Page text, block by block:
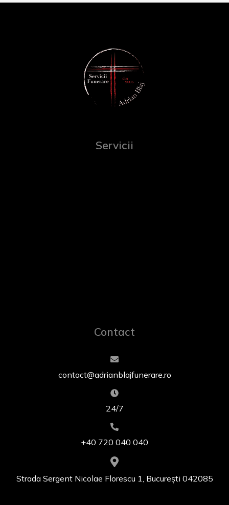
Servicii
Contact
contact@adrianblajfunerare.ro
24/7
+40 720 040 040
Strada Sergent Nicolae Florescu 1, București 042085